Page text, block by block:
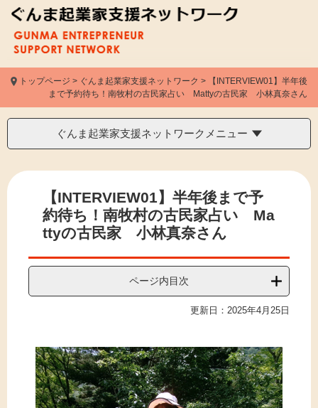
ペ
ー
ジ
の
先
頭
地
トップページ > ぐんま起業家支援ネットワーク >
【INTERVIEW01】半年後
まで予約待ち！南牧村の古民家占い Mattyの古民家 小林真奈さん
ぐんま起業家支援ネットワークメニュー
本
【INTERVIEW01】半年後まで予
約待ち！南牧村の古民家占い Ma
ttyの古民家 小林真奈さん
ページ内目次
更新日：2025年4月25日